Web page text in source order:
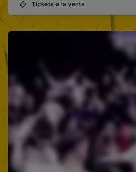
Tickets a la venta